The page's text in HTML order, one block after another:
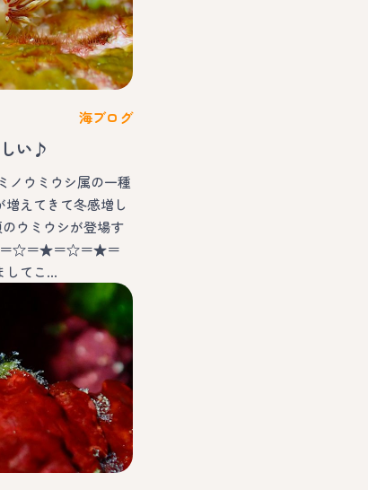
海ブログ
い♪
ノウミウシ属の一種
増えてきて冬感増し
ウミウシが登場す
＝☆＝★＝☆＝★＝
てこ…